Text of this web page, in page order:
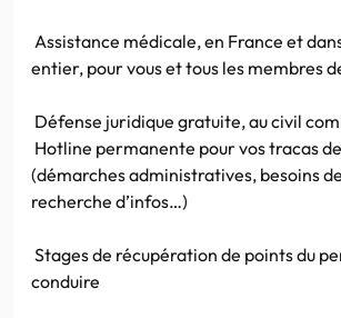
Assistance médicale, en France et
entier, pour vous et tous les membres
Défense juridique gratuite, au civil
Hotline permanente pour vos tracas
(démarches administratives, besoins
recherche d’infos…)
Stages de récupération de points du
conduire